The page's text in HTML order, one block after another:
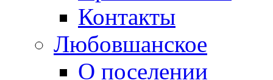
Контакты
Любовшанское
О поселении